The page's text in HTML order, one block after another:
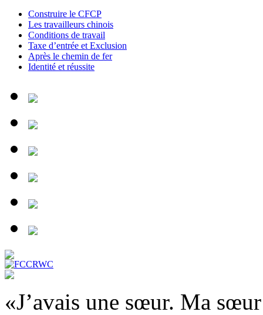
Construire le CFCP
Les travailleurs chinois
Conditions de travail
Taxe d’entrée et Exclusion
Après le chemin de fer
Identité et réussite
«J’avais une sœur. Ma